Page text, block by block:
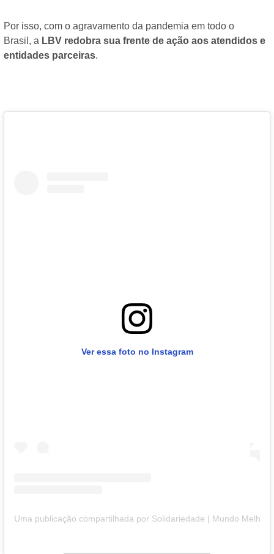
Por isso, com o agravamento da pandemia em todo o
Brasil, a LBV redobra sua frente de ação aos atendidos e
entidades parceiras.
Ver essa foto no Instagram
Uma publicação compartilhada por Solidariedade | Mundo Melhor